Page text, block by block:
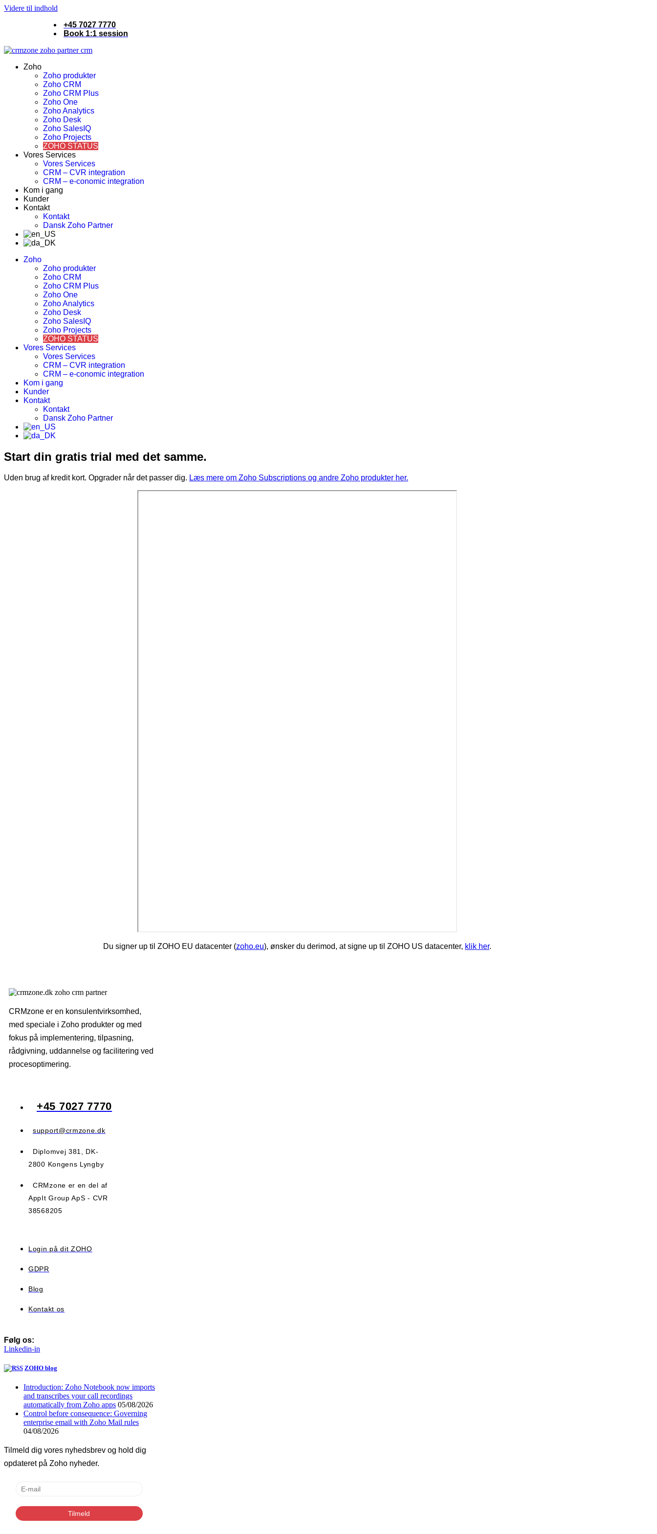
Videre til indhold
+45 7027 7770
Book 1:1 session
Zoho
Zoho produkter
Zoho CRM
Zoho CRM Plus
Zoho One
Zoho Analytics
Zoho Desk
Zoho SalesIQ
Zoho Projects
ZOHO STATUS
Vores Services
Vores Services
CRM – CVR integration
CRM – e-conomic integration
Kom i gang
Kunder
Kontakt
Kontakt
Dansk Zoho Partner
Zoho
Zoho produkter
Zoho CRM
Zoho CRM Plus
Zoho One
Zoho Analytics
Zoho Desk
Zoho SalesIQ
Zoho Projects
ZOHO STATUS
Vores Services
Vores Services
CRM – CVR integration
CRM – e-conomic integration
Kom i gang
Kunder
Kontakt
Kontakt
Dansk Zoho Partner
Start din gratis trial med det samme.
Uden brug af kredit kort. Opgrader når det passer dig. Læs mere om Zoho Subscriptions og andre Zoho produkter her.
Du signer up til ZOHO EU datacenter (zoho.eu), ønsker du derimod, at signe up til ZOHO US datacenter, klik her.
CRMzone er en konsulentvirksomhed,
med speciale i Zoho produkter og med
fokus på implementering, tilpasning,
rådgivning, uddannelse og facilitering ved
procesoptimering.​​
+45 7027 7770
support@crmzone.dk
Diplomvej 381, DK-
2800 Kongens Lyngby
CRMzone er en del af
AppIt Group ApS - CVR
38568205
Login på dit ZOHO
GDPR
Blog
Kontakt os
Følg os:
Linkedin-in
ZOHO blog
Introduction: Zoho Notebook now imports
and transcribes your call recordings
automatically from Zoho apps 05/08/2026
Control before consequence: Governing
enterprise email with Zoho Mail rules
04/08/2026
Tilmeld dig vores nyhedsbrev og hold dig
opdateret på Zoho nyheder.